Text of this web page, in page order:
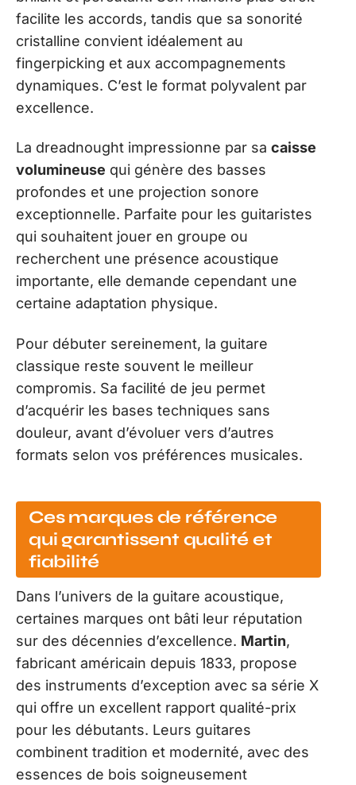
facilite les accords, tandis que sa sonorité
cristalline convient idéalement au
fingerpicking et aux accompagnements
dynamiques. C’est le format polyvalent par
excellence.
La dreadnought impressionne par sa caisse
volumineuse qui génère des basses
profondes et une projection sonore
exceptionnelle. Parfaite pour les guitaristes
qui souhaitent jouer en groupe ou
recherchent une présence acoustique
importante, elle demande cependant une
certaine adaptation physique.
Pour débuter sereinement, la guitare
classique reste souvent le meilleur
compromis. Sa facilité de jeu permet
d’acquérir les bases techniques sans
douleur, avant d’évoluer vers d’autres
formats selon vos préférences musicales.
Ces marques de référence
qui garantissent qualité et
fiabilité
Dans l’univers de la guitare acoustique,
certaines marques ont bâti leur réputation
sur des décennies d’excellence. Martin,
fabricant américain depuis 1833, propose
des instruments d’exception avec sa série X
qui offre un excellent rapport qualité-prix
pour les débutants. Leurs guitares
combinent tradition et modernité, avec des
essences de bois soigneusement